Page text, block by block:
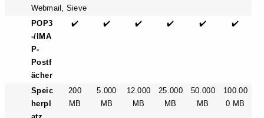
Webmail, Sieve
POP3
-/IMA
P-
Postf
ächer
✔️ ✔️ ✔️ ✔️ ✔️ ✔️
Speic
herpl
200
MB
5.000
MB
12.000
MB
25.000
MB
50.000
MB
100.00
0 MB